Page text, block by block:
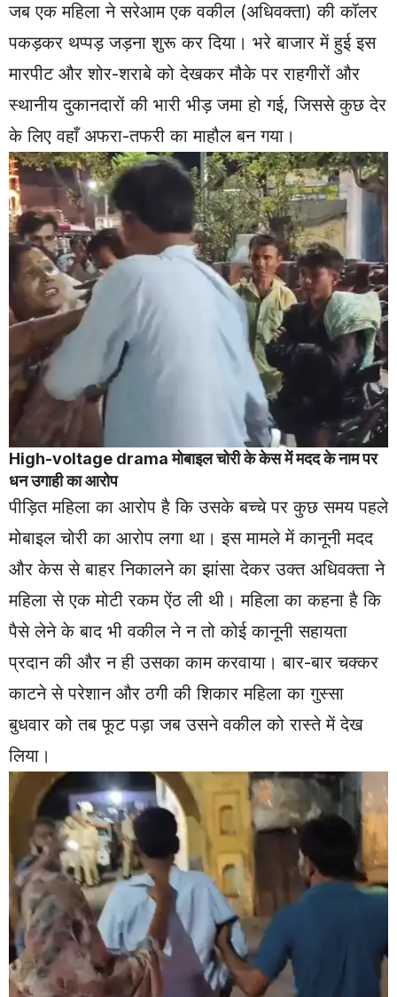
जब एक महिला ने सरेआम एक वकील (अधिवक्ता) की कॉलर
पकड़कर थप्पड़ जड़ना शुरू कर दिया। भरे बाजार में हुई इस
मारपीट और शोर-शराबे को देखकर मौके पर राहगीरों और
स्थानीय दुकानदारों की भारी भीड़ जमा हो गई, जिससे कुछ देर
के लिए वहाँ अफरा-तफरी का माहौल बन गया।
High-voltage dramaमोबाइल चोरी के केस में मदद के नाम पर
धन उगाही का आरोप
पीड़ित महिला का आरोप है कि उसके बच्चे पर कुछ समय पहले
मोबाइल चोरी का आरोप लगा था। इस मामले में कानूनी मदद
और केस से बाहर निकालने का झांसा देकर उक्त अधिवक्ता ने
महिला से एक मोटी रकम ऐंठ ली थी। महिला का कहना है कि
पैसे लेने के बाद भी वकील ने न तो कोई कानूनी सहायता
प्रदान की और न ही उसका काम करवाया। बार-बार चक्कर
काटने से परेशान और ठगी की शिकार महिला का गुस्सा
बुधवार को तब फूट पड़ा जब उसने वकील को रास्ते में देख
लिया।